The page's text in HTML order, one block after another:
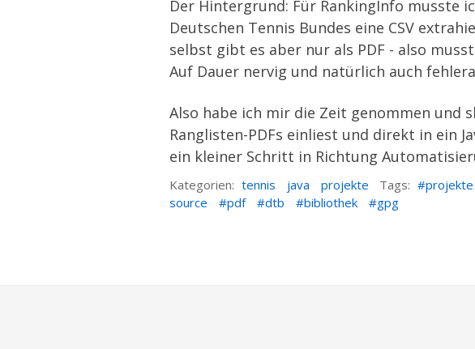
Der Hintergrund: Für RankingInfo musste
Deutschen Tennis Bundes eine CSV
selbst gibt es aber nur als PDF - also
Auf Dauer nervig und natürlich auch
Also habe ich mir die Zeit genommen und
Ranglisten-PDFs einliest und direkt in ein
ein kleiner Schritt in Richtung
Kategorien: tennis java projekte Tags: projekte
source
pdf dtb bibliothek gpg